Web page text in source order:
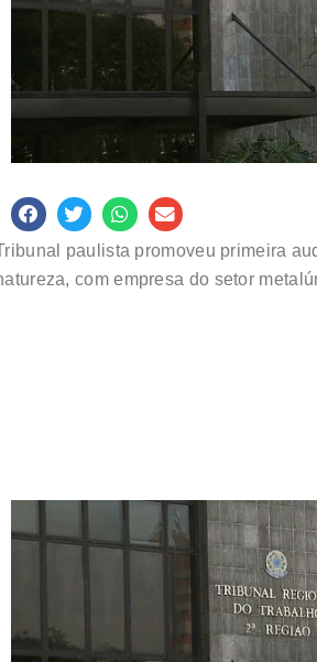
paulista promoveu primeira
com empresa do setor